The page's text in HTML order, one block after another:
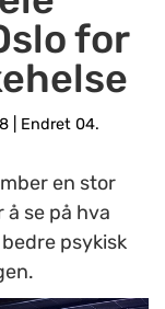
for
Endret 04.
en stor
se på hva
psykisk